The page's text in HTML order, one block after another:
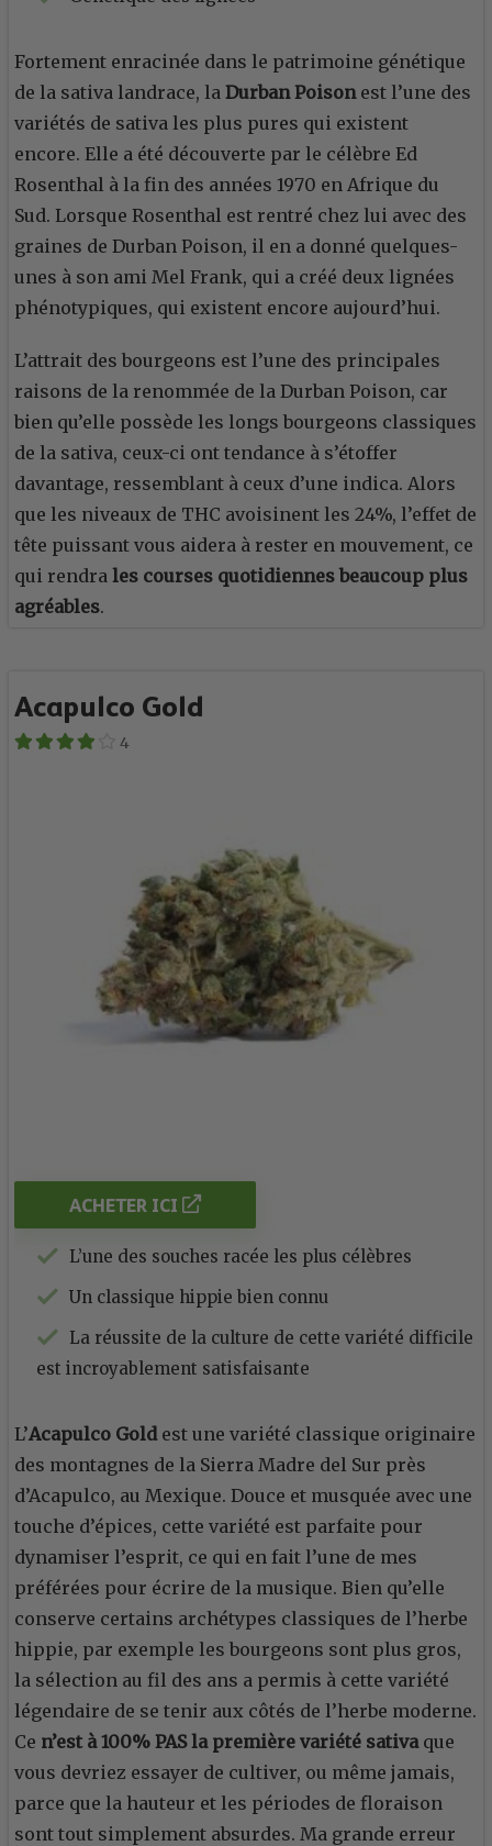
Fortement enracinée dans le patrimoine génétique
de la sativa landrace, la Durban Poisonest l’une des
variétés de sativa les plus pures qui existent
encore. Elle a été découverte par le célèbre Ed
Rosenthal à la fin des années 1970 en Afrique du
Sud. Lorsque Rosenthal est rentré chez lui avec des
graines de Durban Poison, il en a donné quelques-
unes à son ami Mel Frank, qui a créé deux lignées
phénotypiques, qui existent encore aujourd’hui.
L’attrait des bourgeons est l’une des principales
raisons de la renommée de la Durban Poison, car
bien qu’elle possède les longs bourgeons classiques
de la sativa, ceux-ci ont tendance à s’étoffer
davantage, ressemblant à ceux d’une indica. Alors
que les niveaux de THC avoisinent les 24%, l’effet de
tête puissant vous aidera à rester en mouvement, ce
qui rendra les courses quotidiennes beaucoup plus
agréables.
Acapulco Gold
4
ACHETER ICI
L’une des souches racée les plus célèbres
Un classique hippie bien connu
La réussite de la culture de cette variété difficile
est incroyablement satisfaisante
L’Acapulco Gold est une variété classique originaire
des montagnes de la Sierra Madre del Sur près
d’Acapulco, au Mexique. Douce et musquée avec une
touche d’épices, cette variété est parfaite pour
dynamiser l’esprit, ce qui en fait l’une de mes
préférées pour écrire de la musique. Bien qu’elle
conserve certains archétypes classiques de l’herbe
hippie, par exemple les bourgeons sont plus gros,
la sélection au fil des ans a permis à cette variété
légendaire de se tenir aux côtés de l’herbe moderne.
Ce n’est à 100% PAS la première variété sativa que
vous devriez essayer de cultiver, ou même jamais,
parce que la hauteur et les périodes de floraison
sont tout simplement absurdes. Ma grande erreur